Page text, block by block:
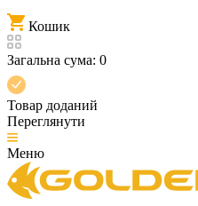
Кошик
Загальна сума: 0
Товар доданий
Переглянути
Меню